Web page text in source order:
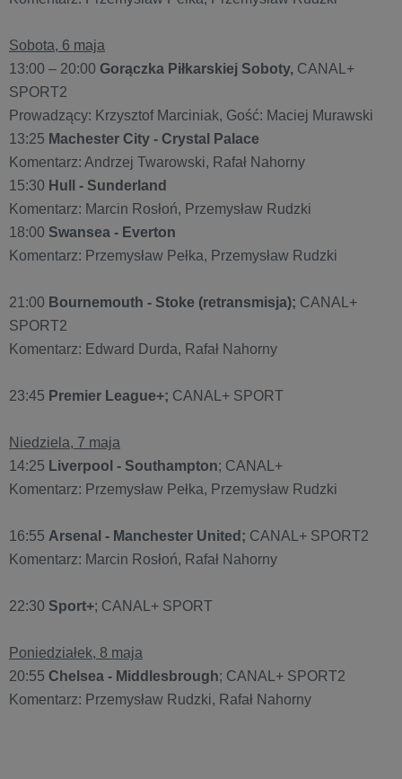
Sobota, 6 maja
13:00 – 20:00 Gorączka Piłkarskiej Soboty, CANAL+
SPORT2
Prowadzący: Krzysztof Marciniak, Gość: Maciej Murawski
13:25 Machester City - Crystal Palace
Komentarz: Andrzej Twarowski, Rafał Nahorny
15:30 Hull - Sunderland
Komentarz: Marcin Rosłoń, Przemysław Rudzki
18:00 Swansea - Everton
Komentarz: Przemysław Pełka, Przemysław Rudzki
21:00 Bournemouth - Stoke (retransmisja); CANAL+
SPORT2
Komentarz: Edward Durda, Rafał Nahorny
23:45 Premier League+; CANAL+ SPORT
Niedziela, 7 maja
14:25 Liverpool - Southampton; CANAL+
Komentarz: Przemysław Pełka, Przemysław Rudzki
16:55 Arsenal - Manchester United; CANAL+ SPORT2
Komentarz: Marcin Rosłoń, Rafał Nahorny
22:30 Sport+; CANAL+ SPORT
Poniedziałek, 8 maja
20:55 Chelsea - Middlesbrough; CANAL+ SPORT2
Komentarz: Przemysław Rudzki, Rafał Nahorny